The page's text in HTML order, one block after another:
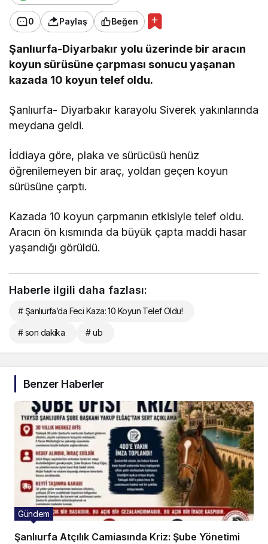
0 Paylaş Beğen
Şanlıurfa-Diyarbakır yolu üzerinde bir aracın
koyun sürüsüne çarpması sonucu yaşanan
kazada 10 koyun telef oldu.
Şanlıurfa- Diyarbakır karayolu Siverek yakınlarında
meydana geldi.
İddiaya göre, plaka ve sürücüsü henüz
öğrenilemeyen bir araç, yoldan geçen koyun
sürüsüne çarptı.
Kazada 10 koyun çarpmanın etkisiyle telef oldu.
Aracın ön kısmında da büyük çapta maddi hasar
yaşandığı görüldü.
Haberle ilgili daha fazlası:
# Şanlıurfa’da Feci Kaza: 10 Koyun Telef Oldu!
# son dakika # ub
Benzer Haberler
Şanlıurfa Atçılık Camiasında Kriz: Şube Yönetimi
Gündem